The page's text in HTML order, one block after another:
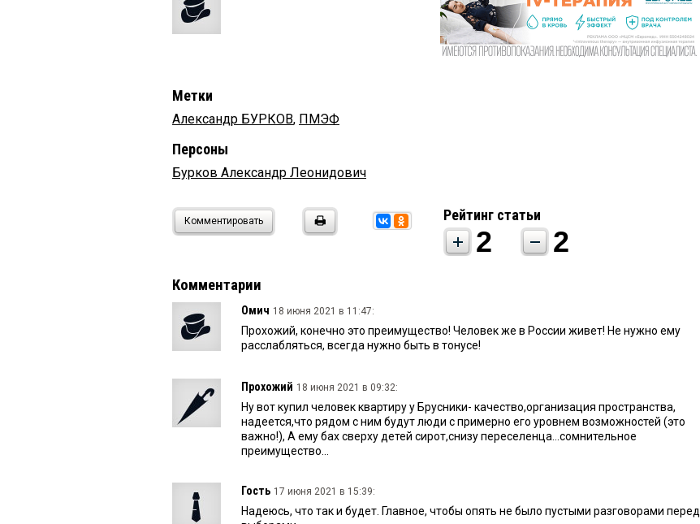
Метки
Александр БУРКОВ, ПМЭФ
Персоны
Бурков Александр Леонидович
Комментировать Рейтинг статьи
2 2
Комментарии
Омич 18 июня 2021 в 11:47:
Прохожий, конечно это преимущество! Человек же в России живет! Не нужно ему
расслабляться, всегда нужно быть в тонусе!
Прохожий 18 июня 2021 в 09:32:
Ну вот купил человек квартиру у Брусники- качество,организация пространства,
надеется,что рядом с ним будут люди с примерно его уровнем возможностей (это
важно!), А ему бах сверху детей сирот,снизу переселенца...сомнительное
преимущество...
Гость 17 июня 2021 в 15:39:
Надеюсь, что так и будет. Главное, чтобы опять не было пустыми разговорами перед